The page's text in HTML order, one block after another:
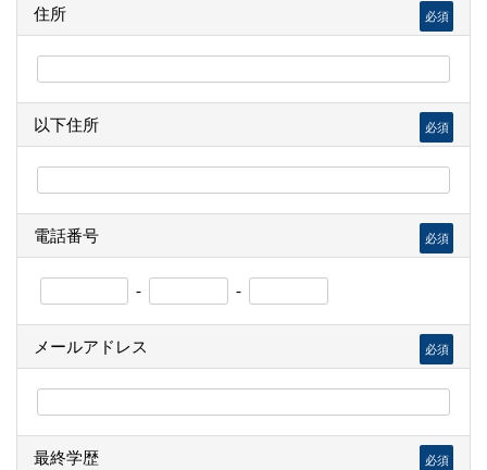
住所 必須
以下住所 必須
電話番号 必須
- -
メールアドレス 必須
最終学歴 必須